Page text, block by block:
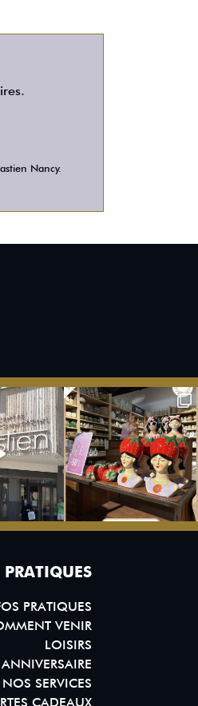
Nancy.
PRATIQUES
VENIR
LOISIRS
ANNIVERSAIRE
NOS SERVICES
CADEAUX